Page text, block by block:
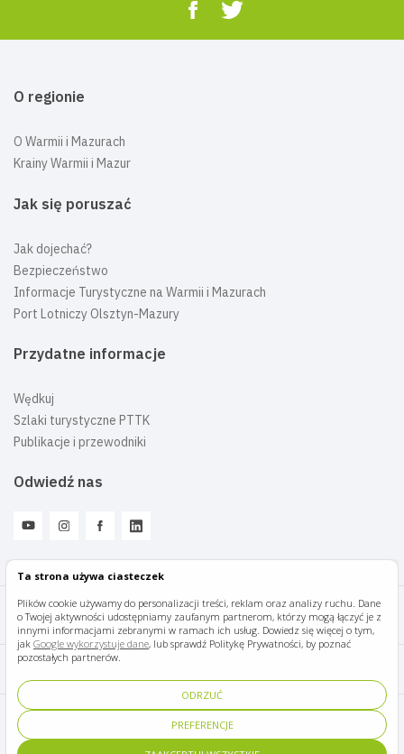
Ta strona używa ciasteczek
Plików cookie używamy do personalizacji treści, reklam oraz analizy ruchu. Dane
o Twojej aktywności udostępniamy zaufanym partnerom, którzy mogą łączyć je z
innymi informacjami zebranymi w ramach ich usług. Dowiedz się więcej o tym,
jak Google wykorzystuje dane, lub sprawdź Politykę Prywatności, by poznać
pozostałych partnerów.
ODRZUĆ
PREFERENCJE
O regionie
O Warmii i Mazurach
Krainy Warmii i Mazur
Jak się poruszać
Jak dojechać?
Bezpieczeństwo
Informacje Turystyczne na Warmii i Mazurach
Port Lotniczy Olsztyn-Mazury
Przydatne informacje
Wędkuj
Szlaki turystyczne PTTK
Publikacje i przewodniki
Odwiedź nas
Mazury Travel © 2026
Polityka prywatności